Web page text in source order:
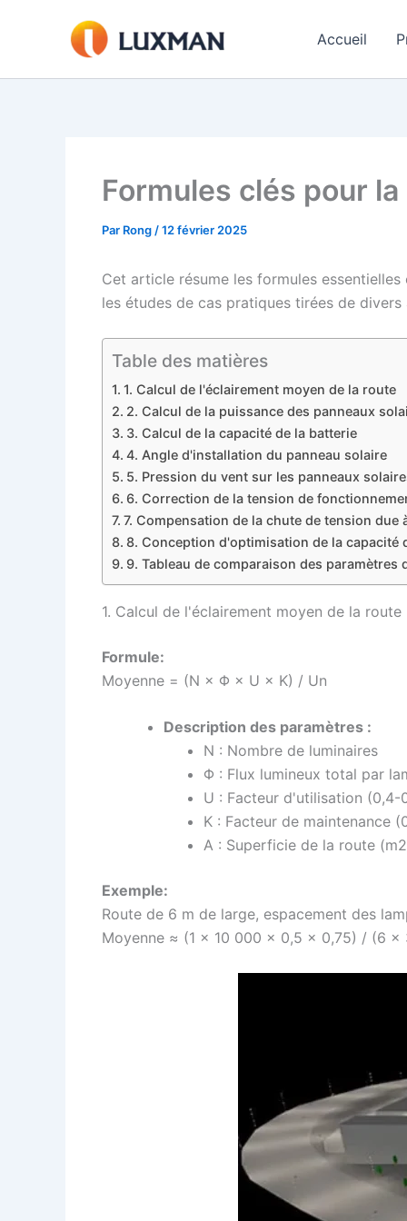
Accueil
Formules clés pour
Par Rong /12 février 2025
Cet article résume les formules
les études de cas pratiques tirées de
Table des matières
1. Calcul de l'éclairement moyen de la route
2. Calcul de la puissance des panneaux
3. Calcul de la capacité de la batterie
4. Angle d'installation du panneau solaire
5. Pression du vent sur les panneaux
6. Correction de la tension de
7. Compensation de la chute de tension due
8. Conception d'optimisation de la capacité
9. Tableau de comparaison des paramètres
1. Calcul de l'éclairement moyen de la route
Formule:
Moyenne = (N × Φ × U × K) / Un
Description des paramètres :
N : Nombre de luminaires
Φ : Flux lumineux total par
U : Facteur d'utilisation (0,4-
K : Facteur de maintenance
A : Superficie de la route
Exemple:
Route de 6 m de large, espacement des
Moyenne ≈ (1 × 10 000 × 0,5 × 0,75) / (6